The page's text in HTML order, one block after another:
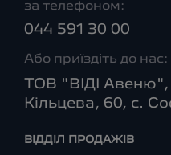
за телефоном:
044 591 30 00
Або приїздіть до нас:
ТОВ "ВІДІ
Кільцева, 60, с.
ВІДДІЛ ПРОДАЖІВ